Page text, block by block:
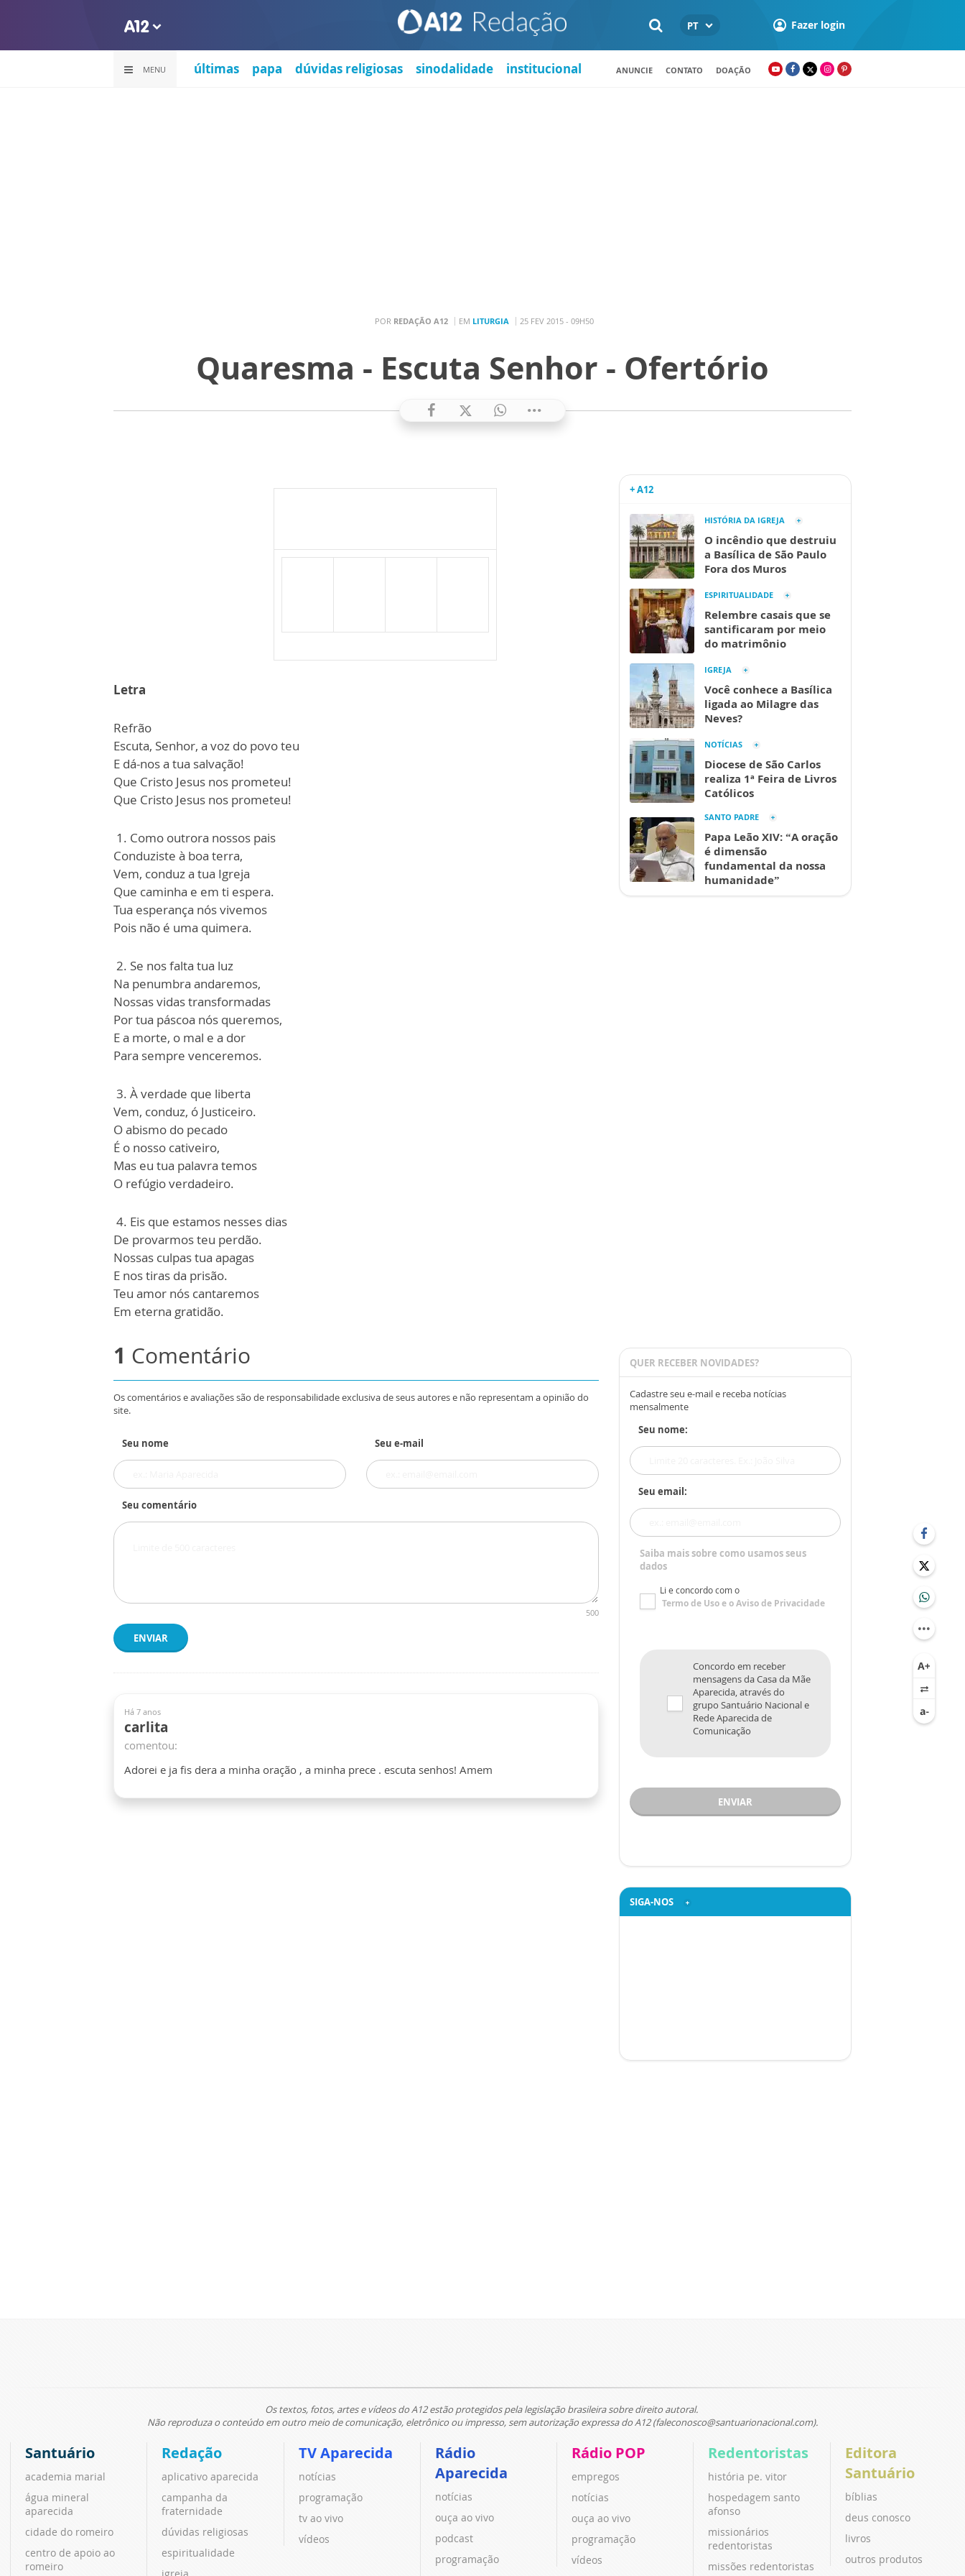
PT Fazer login
MENU últimas papa dúvidas religiosas sinodalidade institucional ANUNCIE CONTATO DOAÇÃO
POR REDAÇÃO A12 EM LITURGIA 25 FEV 2015 - 09H50
Quaresma - Escuta Senhor - Ofertório
Letra
Refrão
Escuta, Senhor, a voz do povo teu
E dá-nos a tua salvação!
Que Cristo Jesus nos prometeu!
Que Cristo Jesus nos prometeu!
1. Como outrora nossos pais
Conduziste à boa terra,
Vem, conduz a tua Igreja
Que caminha e em ti espera.
Tua esperança nós vivemos
Pois não é uma quimera.
2. Se nos falta tua luz
Na penumbra andaremos,
Nossas vidas transformadas
Por tua páscoa nós queremos,
E a morte, o mal e a dor
Para sempre venceremos.
3. À verdade que liberta
Vem, conduz, ó Justiceiro.
O abismo do pecado
É o nosso cativeiro,
Mas eu tua palavra temos
O refúgio verdadeiro.
4. Eis que estamos nesses dias
De provarmos teu perdão.
Nossas culpas tua apagas
E nos tiras da prisão.
Teu amor nós cantaremos
Em eterna gratidão.
1 Comentário
Os comentários e avaliações são de responsabilidade exclusiva de seus autores e não representam a opinião do
site.
Seu nome Seu e-mail
Seu comentário
500
ENVIAR
Há 7 anos
carlita
comentou:
Adorei e ja fis dera a minha oração , a minha prece . escuta senhos! Amem
+ A12
HISTÓRIA DA IGREJA
O incêndio que destruiu
a Basílica de São Paulo
Fora dos Muros
ESPIRITUALIDADE
Relembre casais que se
santificaram por meio
do matrimônio
IGREJA
Você conhece a Basílica
ligada ao Milagre das
Neves?
NOTÍCIAS
Diocese de São Carlos
realiza 1ª Feira de Livros
Católicos
SANTO PADRE
Papa Leão XIV: “A oração
é dimensão
fundamental da nossa
humanidade”
QUER RECEBER NOVIDADES?
Cadastre seu e-mail e receba notícias
mensalmente
Seu nome:
Seu email:
Saiba mais sobre como usamos seus
dados
Li e concordo com o
Termo de Usoe oAviso de Privacidade
Concordo em receber
mensagens da Casa da Mãe
Aparecida, através do
grupo Santuário Nacional e
Rede Aparecida de
Comunicação
ENVIAR
SIGA-NOS
Os textos, fotos, artes e vídeos do A12 estão protegidos pela legislação brasileira sobre direito autoral.
Não reproduza o conteúdo em outro meio de comunicação, eletrônico ou impresso, sem autorização expressa do A12 (faleconosco@santuarionacional.com).
Santuário
academia marial
água mineral
aparecida
cidade do romeiro
centro de apoio ao
romeiro
Redação
aplicativo aparecida
campanha da
fraternidade
dúvidas religiosas
espiritualidade
igreja
TV Aparecida
notícias
programação
tv ao vivo
vídeos
Rádio
Aparecida
notícias
ouça ao vivo
podcast
programação
Rádio POP
empregos
notícias
ouça ao vivo
programação
vídeos
Redentoristas
história pe. vitor
hospedagem santo
afonso
missionários
redentoristas
missões redentoristas
Editora
Santuário
bíblias
deus conosco
livros
outros produtos